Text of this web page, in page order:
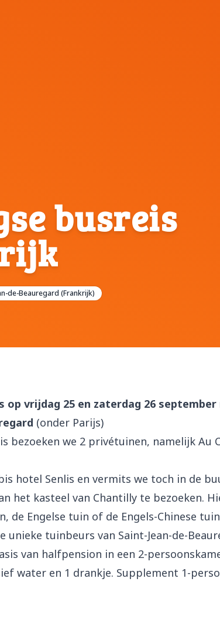
busreis
de-Beauregard (Frankrijk)
op vrijdag 25 en zaterdag 26
(onder Parijs)
bezoeken we 2 privétuinen, namelijk Au
hotel Senlis en vermits we toch in de
het kasteel van Chantilly te bezoeken.
de Engelse tuin of de Engels-Chinese
unieke tuinbeurs van Saint-Jean-de-
van halfpension in een 2-
water en 1 drankje. Supplement 1-